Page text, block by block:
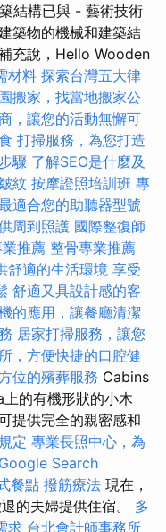
結構已與 - 藝術技術
築物的機械和建築結
充說，Hello Wooden
材料 探索台灣五大律
搬家，找當地搬家公
，讓您的活動無懈可
打掃服務，為您打造
驟 了解SEO是什麼及
紋 按摩證照培訓班 專
適合您的助聽器型號
周到照護 國際整復師
推薦 整骨專業推薦
舒適的生活環境 享受
舒適又具設計感的客
的應用，讓餐廳清潔
居家打掃服務，讓您
，方便快捷的口腔健
位的殯葬服務 Cabins
的有機形狀的小木
提供完全的親密感和
定 專業長照中心，為
Search
餐點 撥筋療法 現在，
的夫婦提供住宿。 多
求 台北會計師事務所